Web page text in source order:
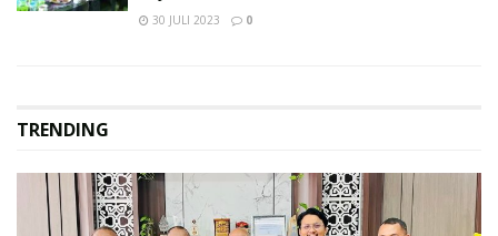
30 JULI 2023 0
TRENDING